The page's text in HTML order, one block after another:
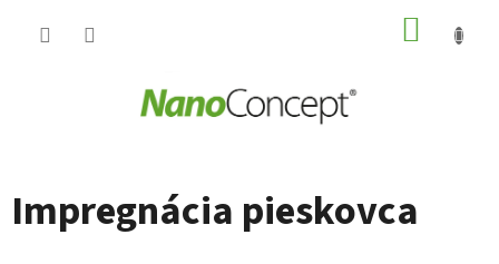
Impregnácia pieskovca